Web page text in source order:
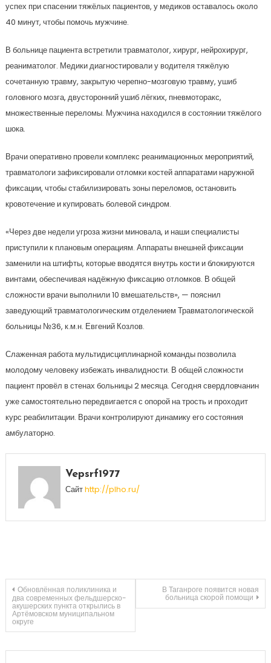
успех при спасении тяжёлых пациентов, у медиков оставалось около
40 минут, чтобы помочь мужчине.
В больнице пациента встретили травматолог, хирург, нейрохирург,
реаниматолог. Медики диагностировали у водителя тяжёлую
сочетанную травму, закрытую черепно-мозговую травму, ушиб
головного мозга, двусторонний ушиб лёгких, пневмоторакс,
множественные переломы. Мужчина находился в состоянии тяжёлого
шока.
Врачи оперативно провели комплекс реанимационных мероприятий,
травматологи зафиксировали отломки костей аппаратами наружной
фиксации, чтобы стабилизировать зоны переломов, остановить
кровотечение и купировать болевой синдром.
«Через две недели угроза жизни миновала, и наши специалисты
приступили к плановым операциям. Аппараты внешней фиксации
заменили на штифты, которые вводятся внутрь кости и блокируются
винтами, обеспечивая надёжную фиксацию отломков. В общей
сложности врачи выполнили 10 вмешательств», — пояснил
заведующий травматологическим отделением Травматологической
больницы №36, к.м.н. Евгений Козлов.
Слаженная работа мультидисциплинарной команды позволила
молодому человеку избежать инвалидности. В общей сложности
пациент провёл в стенах больницы 2 месяца. Сегодня свердловчанин
уже самостоятельно передвигается с опорой на трость и проходит
курс реабилитации. Врачи контролируют динамику его состояния
амбулаторно.
Vepsrf1977
Сайтhttp://plho.ru/
Навигация
по
записям
Обновлённая поликлиника и
два современных фельдшерско-
акушерских пункта открылись в
Артёмовском муниципальном
округе
В Таганроге появится новая
больница скорой помощи